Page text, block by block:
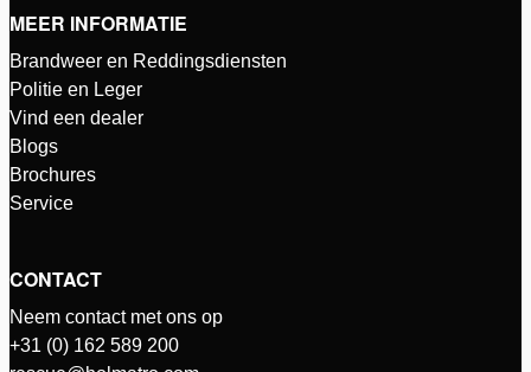
MEER INFORMATIE
Brandweer en Reddingsdiensten
Politie en Leger
Vind een dealer
Blogs
Brochures
Service
CONTACT
Neem contact met ons op
+31 (0) 162 589 200